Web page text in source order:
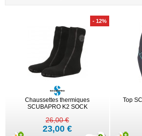
- 12%
Chaussettes thermiques
SCUBAPRO K2 SOCK
26,00 €
23,00 €
Top